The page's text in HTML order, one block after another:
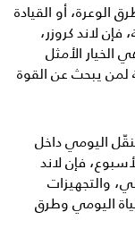
الوعرة، أو القيادة
فإن لاند كروزر،
الخيار الأمثل
يبحث عن القوة
اليومي داخل
فإن لاند
والتجهيزات
اليومي وطرق